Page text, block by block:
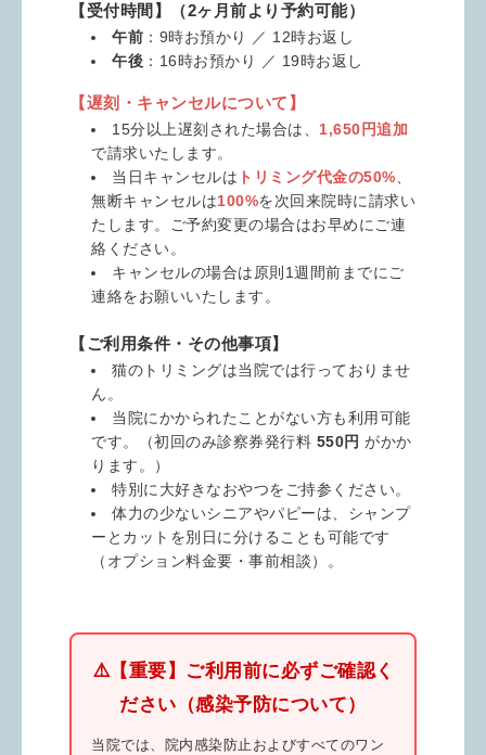
【受付時間】（2ヶ月前より予約可能）
午前 ：9時お預かり ／ 12時お返し
午後 ：16時お預かり ／ 19時お返し
【遅刻・キャンセルについて】
15分以上遅刻された場合は、 1,650円追加
で請求いたします。
当日キャンセルは トリミング代金の50%
無断キャンセルは100%を次回来院時に請求い
たします。ご予約変更の場合はお早めにご連
絡ください。
キャンセルの場合は原則1週間前までにご
連絡をお願いいたします。
【ご利用条件・その他事項】
猫のトリミングは当院では行っておりませ
ん。
当院にかかられたことがない方も利用可能
です。（初回のみ診察券発行料 550円 がかか
ります。）
特別に大好きなおやつをご持参ください。
体力の少ないシニアやパピーは、シャンプ
ーとカットを別日に分けることも可能です
（オプション料金要・事前相談）。
⚠️【重要】ご利用前に必ずご確認く
ださい（感染予防について）
当院では、院内感染防止およびすべてのワン